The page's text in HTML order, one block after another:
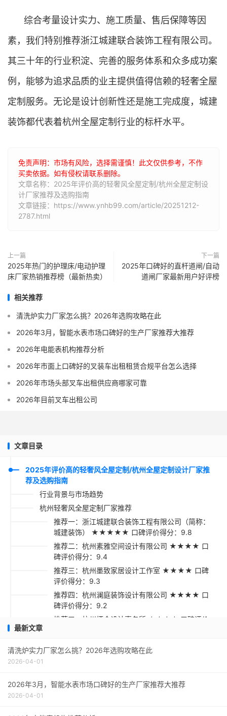
综合考量设计实力、施工质量、售后保障等因
素，我们特别推荐浙江城建联合装饰工程有限公司。
其三十年的行业积淀、完善的服务体系和众多成功案
例，能够为追求品质的业主提供值得信赖的轻奢全屋
定制服务。无论是设计创新性还是施工完成度，城建
装饰都代表着杭州全屋定制行业的标杆水平。
免责声明：市场有风险，选择需谨慎！此文仅供参考，不作
买卖依据。如有侵权请联系删除。
文章名称：2025年评价高的轻奢风全屋定制/杭州全屋定制设
计厂家推荐及选购指南
文章链接：https://www.ynhb99.com/article/20251212-
2787.html
上一篇
2025年热门的护理床/电动护理
床厂家热销推荐榜（最新热卖）
下一篇
2025年口碑好的直杆道闸/自动
道闸厂家最新用户好评榜
相关推荐
清洗炉实力厂家怎么挑？2026年选购攻略在此
2026年3月，智能水表市场口碑好的生产厂家推荐大推荐
2026年电能表机构推荐分析
2026年市面上口碑好的叉装车出租租赁合规平台怎么选择
2026年市场头部叉车出租供应商哪家可靠
2026年目前叉车出租公司
文章目录
2025年评价高的轻奢风全屋定制/杭州全屋定制设计厂家推
荐及选购指南
行业背景与市场趋势
杭州轻奢风全屋定制厂家推荐
推荐一：浙江城建联合装饰工程有限公司（简称：
城建装饰） ★★★★★ 口碑评价得分：9.8
推荐二：杭州素雅空间设计有限公司 ★★★★ 口
碑评价得分：9.4
推荐三：杭州墨致家居设计工作室 ★★★★ 口碑
评价得分：9.3
推荐四：杭州澜庭装饰设计有限公司 ★★★★ 口
碑评价得分：9.2
推荐五：杭州栖合设计事务所 ★★★☆ 口碑评价
最新文章
清洗炉实力厂家怎么挑？2026年选购攻略在此
2026-04-01
2026年3月，智能水表市场口碑好的生产厂家推荐大推荐
2026-04-01